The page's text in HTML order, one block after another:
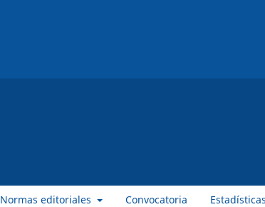
Normas editoriales Convocatoria